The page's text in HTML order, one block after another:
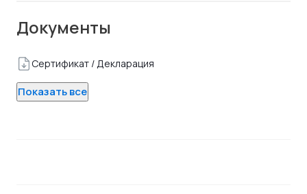
Документы
Сертификат / Декларация
Показать все